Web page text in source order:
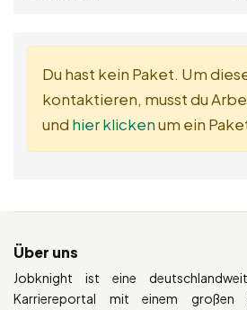
Du hast kein Paket. Um
kontaktieren, musst du
und hier klickenum ein
Über uns
Jobknight ist eine
Karriereportal mit einem großen